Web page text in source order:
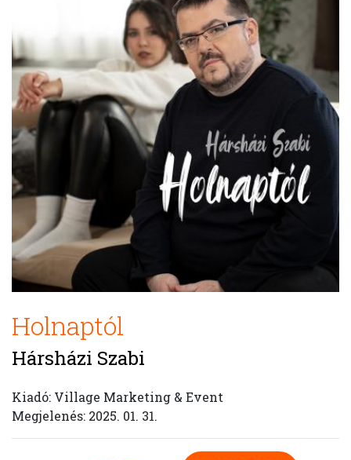
Holnaptól
Hársházi Szabi
Kiadó: Village Marketing & Event
Megjelenés: 2025. 01. 31.